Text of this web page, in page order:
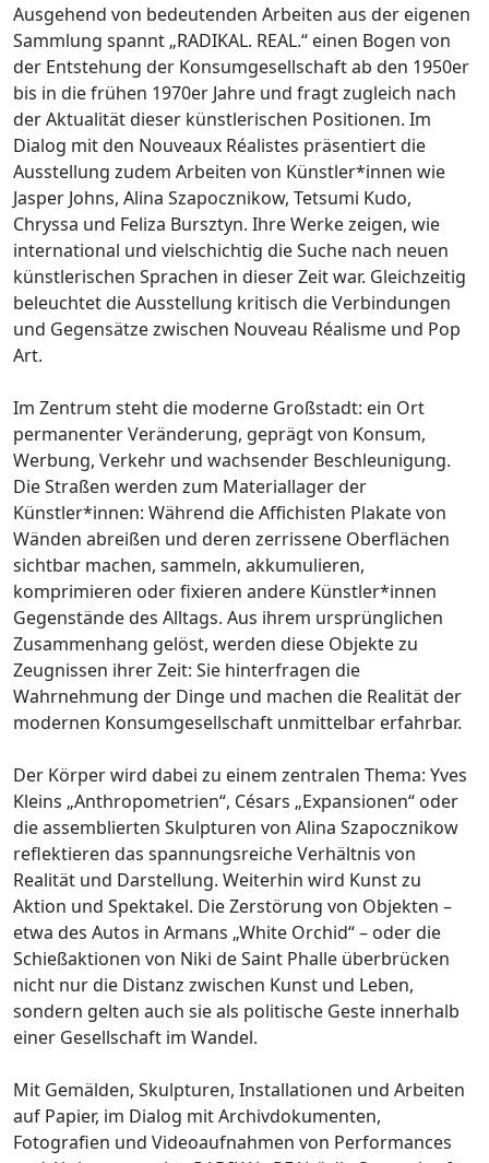
Ausgehend von bedeutenden Arbeiten aus der eigenen
Sammlung spannt „RADIKAL. REAL.“ einen Bogen von
der Entstehung der Konsumgesellschaft ab den 1950er
bis in die frühen 1970er Jahre und fragt zugleich nach
der Aktualität dieser künstlerischen Positionen. Im
Dialog mit den Nouveaux Réalistes präsentiert die
Ausstellung zudem Arbeiten von Künstler*innen wie
Jasper Johns, Alina Szapocznikow, Tetsumi Kudo,
Chryssa und Feliza Bursztyn. Ihre Werke zeigen, wie
international und vielschichtig die Suche nach neuen
künstlerischen Sprachen in dieser Zeit war. Gleichzeitig
beleuchtet die Ausstellung kritisch die Verbindungen
und Gegensätze zwischen Nouveau Réalisme und Pop
Art.
Im Zentrum steht die moderne Großstadt: ein Ort
permanenter Veränderung, geprägt von Konsum,
Werbung, Verkehr und wachsender Beschleunigung.
Die Straßen werden zum Materiallager der
Künstler*innen: Während die Affichisten Plakate von
Wänden abreißen und deren zerrissene Oberflächen
sichtbar machen, sammeln, akkumulieren,
komprimieren oder fixieren andere Künstler*innen
Gegenstände des Alltags. Aus ihrem ursprünglichen
Zusammenhang gelöst, werden diese Objekte zu
Zeugnissen ihrer Zeit: Sie hinterfragen die
Wahrnehmung der Dinge und machen die Realität der
modernen Konsumgesellschaft unmittelbar erfahrbar.
Der Körper wird dabei zu einem zentralen Thema: Yves
Kleins „Anthropometrien“, Césars „Expansionen“ oder
die assemblierten Skulpturen von Alina Szapocznikow
reflektieren das spannungsreiche Verhältnis von
Realität und Darstellung. Weiterhin wird Kunst zu
Aktion und Spektakel. Die Zerstörung von Objekten –
etwa des Autos in Armans „White Orchid“ – oder die
Schießaktionen von Niki de Saint Phalle überbrücken
nicht nur die Distanz zwischen Kunst und Leben,
sondern gelten auch sie als politische Geste innerhalb
einer Gesellschaft im Wandel.
Mit Gemälden, Skulpturen, Installationen und Arbeiten
auf Papier, im Dialog mit Archivdokumenten,
Fotografien und Videoaufnahmen von Performances